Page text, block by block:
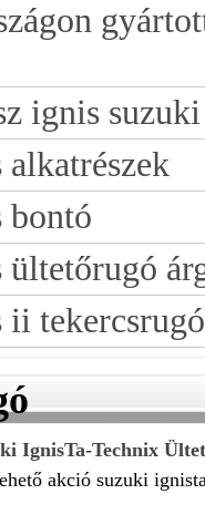
ignis
bontó
tekercsrugó
IgnisTa-Technix
akció suzuki